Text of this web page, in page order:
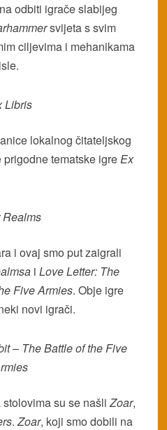
odbiti igrače slabijeg
svijeta s svim
ciljevima i mehanikama
Libris
lokalnog čitateljskog
prigodne tematske igreEx
Realms
i ovaj smo put zaigrali
iLove Letter: The
Five Armies. Obje igre
novi igrači.
– The Battle of the Five
stolovima su se našliZoar,
.Zoar, koji smo dobili na